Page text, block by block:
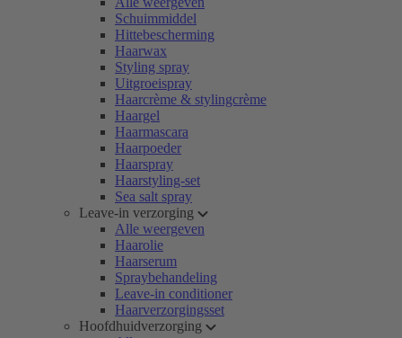
Schuimmiddel
Hittebescherming
Haarwax
Styling spray
Uitgroeispray
Haarcrème & stylingcrème
Haargel
Haarmascara
Haarpoeder
Haarspray
Haarstyling-set
Sea salt spray
Leave-in verzorging
Alle weergeven
Haarolie
Haarserum
Spraybehandeling
Leave-in conditioner
Haarverzorgingsset
Hoofdhuidverzorging